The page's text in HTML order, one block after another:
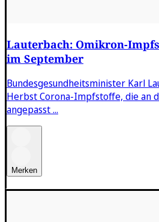
Lauterbach: Omikron-
im September
Bundesgesundheitsminister Karl
Herbst Corona-Impfstoffe, die an
angepasst ...
Merken